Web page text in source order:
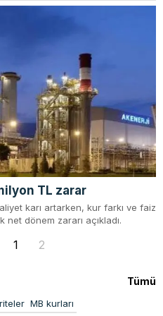
TL zarar
karı artarken, kur farkı ve faiz
net dönem zararı açıkladı.
1 2
Tümü
MB kurları